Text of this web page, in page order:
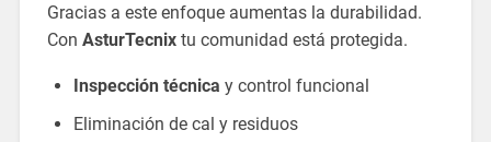
Gracias a este enfoque aumentas la durabilidad.
Con AsturTecnixtu comunidad está protegida.
Inspección técnica y control funcional
Eliminación de cal y residuos